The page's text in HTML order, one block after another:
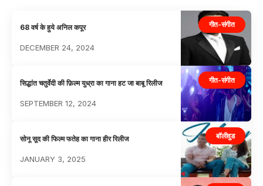
गीत-संगीत
68 वर्ष के हुये अनिल कपूर
DECEMBER 24, 2024
गीत-संगीत
सिद्धांत चतुर्वेदी की फ़िल्म युध्रा का गाना हट जा बाबू रिलीज
SEPTEMBER 12, 2024
बॉलीवुड
सोनू सूद की फिल्म फतेह का गाना हीर रिलीज
JANUARY 3, 2025